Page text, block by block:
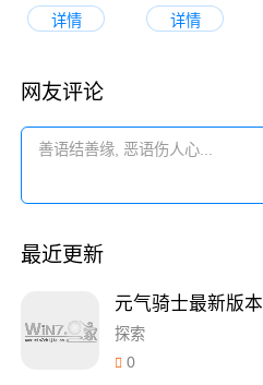
详情
详情
网友评论
最近更新
元气骑士最新版本
探索
0